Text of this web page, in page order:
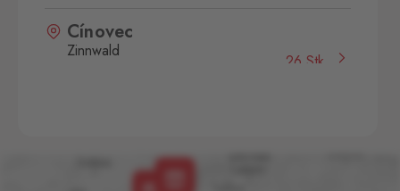
Cínovec
Zinnwald
26 Stk.
České Velenice 670, České